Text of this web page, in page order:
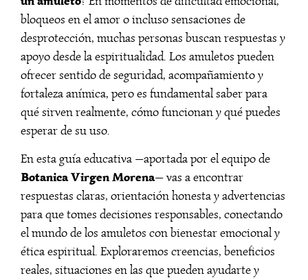
bloqueos en el amor o incluso sensaciones de
desprotección, muchas personas buscan respuestas y
apoyo desde la espiritualidad. Los amuletos pueden
ofrecer sentido de seguridad, acompañamiento y
fortaleza anímica, pero es fundamental saber para
qué sirven realmente, cómo funcionan y qué puedes
esperar de su uso.
En esta guía educativa —aportada por el equipo de
Botanica Virgen Morena— vas a encontrar
respuestas claras, orientación honesta y advertencias
para que tomes decisiones responsables, conectando
el mundo de los amuletos con bienestar emocional y
ética espiritual. Exploraremos creencias, beneficios
reales, situaciones en las que pueden ayudarte y